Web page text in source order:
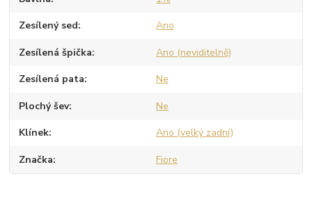
Zesílený sed Ano
Zesílená špička Ano (neviditelně)
Zesílená pata Ne
Plochý šev Ne
Klínek Ano (velký zadní)
Značka Fiore